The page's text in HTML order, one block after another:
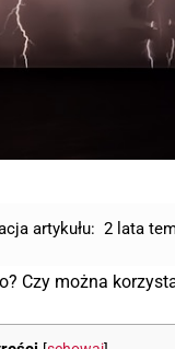
artykułu: 2 lata
Czy można